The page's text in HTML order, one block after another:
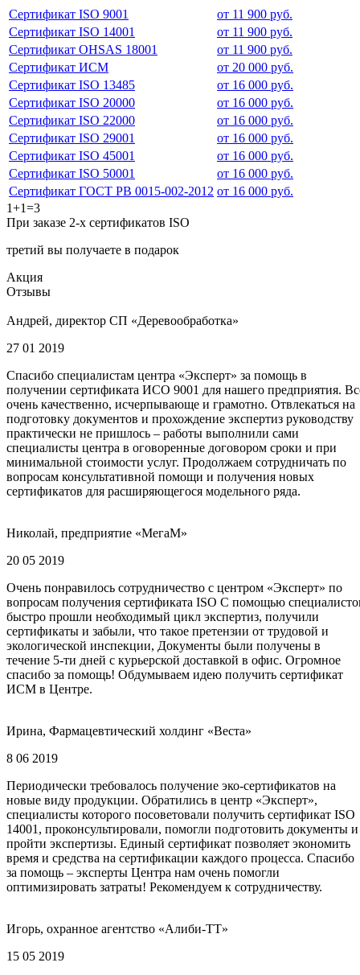
Сертификат ISO 9001
от 11 900 руб.
Сертификат ISO 14001
от 11 900 руб.
Сертификат OHSAS 18001
от 11 900 руб.
Сертификат ИСМ
от 20 000 руб.
Сертификат ISO 13485
от 16 000 руб.
Сертификат ISO 20000
от 16 000 руб.
Сертификат ISO 22000
от 16 000 руб.
Сертификат ISO 29001
от 16 000 руб.
Сертификат ISO 45001
от 16 000 руб.
Сертификат ISO 50001
от 16 000 руб.
Сертификат ГОСТ РВ 0015-002-2012 от 16 000 руб.
1+1=3
При заказе 2-х сертификатов ISO
третий вы получаете в подарок
Акция
Отзывы
Андрей, директор СП «Деревообработка»
27 01 2019
Спасибо специалистам центра «Эксперт» за помощь в
получении сертификата ИСО 9001 для нашего предприятия.
очень качественно, исчерпывающе и грамотно. Отвлекаться на
подготовку документов и прохождение экспертиз руководству
практически не пришлось – работы выполнили сами
специалисты центра в оговоренные договором сроки и при
минимальной стоимости услуг. Продолжаем сотрудничать по
вопросам консультативной помощи и получения новых
сертификатов для расширяющегося модельного ряда.
Николай, предприятие «МегаМ»
20 05 2019
Очень понравилось сотрудничество с центром «Эксперт» по
вопросам получения сертификата ISO С помощью
быстро прошли необходимый цикл экспертиз, получили
сертификаты и забыли, что такое претензии от трудовой и
экологической инспекции, Документы были получены в
течение 5-ти дней с курьерской доставкой в офис. Огромное
спасибо за помощь! Обдумываем идею получить сертификат
ИСМ в Центре.
Ирина, Фармацевтический холдинг «Веста»
8 06 2019
Периодически требовалось получение эко-сертификатов на
новые виду продукции. Обратились в центр «Эксперт»,
специалисты которого посоветовали получить сертификат ISO
14001, проконсультировали, помогли подготовить документы и
пройти экспертизы. Единый сертификат позволяет экономить
время и средства на сертификации каждого процесса. Спасибо
за помощь – эксперты Центра нам очень помогли
оптимизировать затраты! Рекомендуем к сотрудничеству.
Игорь, охранное агентство «Алиби-ТТ»
15 05 2019